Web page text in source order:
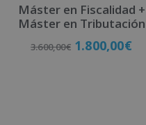
e
:
Máster en Fiscalidad +
Máster en Tributación
3.600,00€ 1.800,00€